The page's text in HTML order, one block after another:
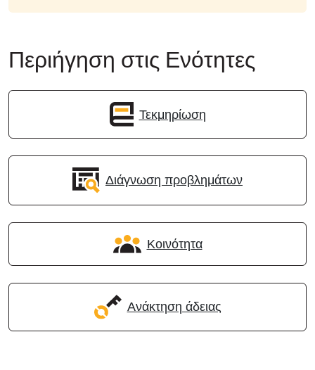
Περιήγηση στις Ενότητες
Τεκμηρίωση
Διάγνωση προβλημάτων
Κοινότητα
Ανάκτηση άδειας